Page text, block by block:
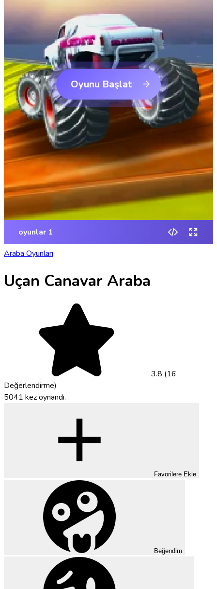
Araba Oyunları
Uçan Canavar Araba
3.8 (16
Değerlendirme)
5041 kez oynandı.
Favorilere Ekle
Beğendim